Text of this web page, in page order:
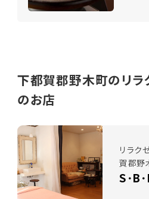
下都賀郡野木町のリラ
のお店
リラク
賀郡野
S･B